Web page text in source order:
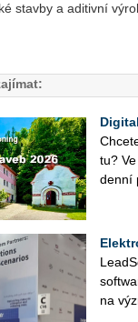
stav­by a adi­tiv­ní
tu?
den­ní
na